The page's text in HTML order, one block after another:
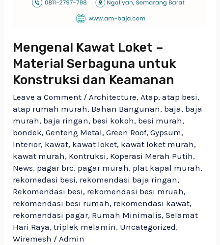
Mengenal Kawat Loket –
Material Serbaguna untuk
Konstruksi dan Keamanan
Leave a Comment / Architecture, Atap,atap besi,
atap rumah murah, Bahan Bangunan, baja, baja
murah, baja ringan, besi kokoh, besi murah,
bondek,Genteng Metal,Green Roof,Gypsum,
Interior, kawat, kawat loket, kawat loket murah,
kawat murah, Kontruksi, Koperasi Merah Putih,
News, pagar brc, pagar murah, plat kapal murah,
rekomedasi besi, rekomendasi baja ringan,
Rekomendasi besi, rekomendasi besi mruah,
rekomendasi besi rumah, rekomendasi kawat,
rekomendasi pagar, Rumah Minimalis,Selamat
Hari Raya,triplek melamin, Uncategorized,
Wiremesh / Admin